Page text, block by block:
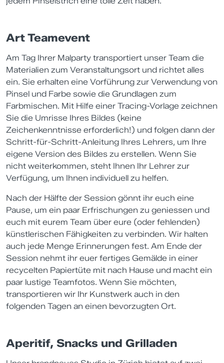
Art Teamevent
Am Tag Ihrer Malparty transportiert unser Team die
Materialien zum Veranstaltungsort und richtet alles
ein. Sie erhalten eine Vorführung zur Verwendung von
Pinsel und Farbe sowie die Grundlagen zum
Farbmischen. Mit Hilfe einer Tracing-Vorlage zeichnen
Sie die Umrisse Ihres Bildes (keine
Zeichenkenntnisse erforderlich!) und folgen dann der
Schritt-für-Schritt-Anleitung Ihres Lehrers, um Ihre
eigene Version des Bildes zu erstellen. Wenn Sie
nicht weiterkommen, steht Ihnen Ihr Lehrer zur
Verfügung, um Ihnen individuell zu helfen.
Nach der Hälfte der Session gönnt ihr euch eine
Pause, um ein paar Erfrischungen zu geniessen und
euch mit eurem Team über eure (oder fehlenden)
künstlerischen Fähigkeiten zu verbinden. Wir halten
auch jede Menge Erinnerungen fest. Am Ende der
Session nehmt ihr euer fertiges Gemälde in einer
recycelten Papiertüte mit nach Hause und macht ein
paar lustige Teamfotos. Wenn Sie möchten,
transportieren wir Ihr Kunstwerk auch in den
folgenden Tagen an einen bevorzugten Ort.
Aperitif, Snacks und Grilladen